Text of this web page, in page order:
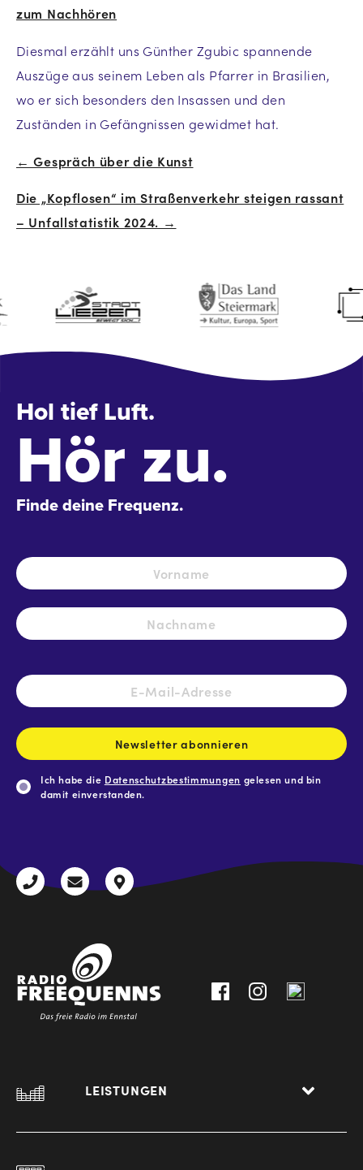
zum Nachhören
Diesmal erzählt uns Günther Zgubic spannende
Auszüge aus seinem Leben als Pfarrer in Brasilien,
wo er sich besonders den Insassen und den
Zuständen in Gefängnissen gewidmet hat.
Beitrags-
Navigation
← Gespräch über die Kunst
Die „Kopflosen“ im Straßenverkehr steigen rassant
– Unfallstatistik 2024. →
Hol tief Luft.
Hör zu.
Finde deine Frequenz.
Name *
E-
Mail-
Newsletter abonnieren
Ich habe die Datenschutzbestimmungen gelesen und bin
damit einverstanden.
+43
radio@freequenns.at
Kulturhausstraße
LEISTUNGEN